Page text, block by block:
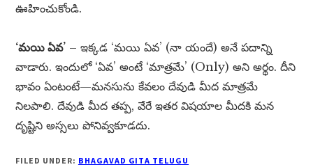
ఊహించుకోండి.
‘మయి ఏవ’ – ఇక్కడ ‘మయి ఏవ’ (నా యందే) అనే పదాన్ని
వాడారు. ఇందులో ‘ఏవ’ అంటే ‘మాత్రమే’ (Only) అని అర్థం. దీని
భావం ఏంటంటే—మనసును కేవలం దేవుడి మీద మాత్రమే
నిలపాలి. దేవుడి మీద తప్ప, వేరే ఇతర విషయాల మీదకి మన
దృష్టిని అస్సలు పోనివ్వకూడదు.
FILED UNDER: BHAGAVAD GITA TELUGU